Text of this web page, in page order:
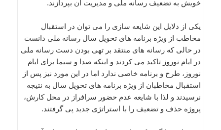
خویش به تضعیف رسانه ملی و مدیریت آن بپردازند.
یكی از دلایل این شایعه سازی را می توان در استقبال
مخاطب از ویژه برنامه های تحویل سال رسانه ملی دانست
در حالی كه رسانه های منتقد بر تهی بودن دست رسانه ملی
در ایام نوروز تاكید می كردند و اینكه صدا و سیما برای ایام
نوروز، طرح و برنامه خاصی ندارد اما در این مورد نیز پس از
استقبال مخاطبان از ویژه برنامه های تحویل سال به نتیجه
نرسیدند و لذا با شایعه عدم حضور سرافراز در محل كارش،
پروژه حذف و تضعیف را با استراتژی جدید پی گرفتند.